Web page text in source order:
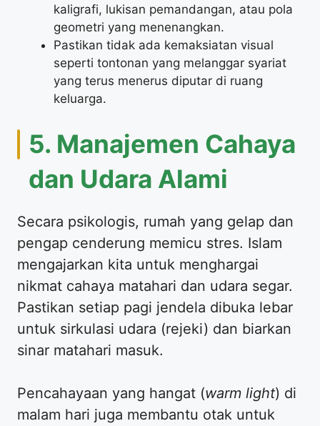
kaligrafi, lukisan pemandangan, atau pola
geometri yang menenangkan.
Pastikan tidak ada kemaksiatan visual
seperti tontonan yang melanggar syariat
yang terus menerus diputar di ruang
keluarga.
5. Manajemen Cahaya
dan Udara Alami
Secara psikologis, rumah yang gelap dan
pengap cenderung memicu stres. Islam
mengajarkan kita untuk menghargai
nikmat cahaya matahari dan udara segar.
Pastikan setiap pagi jendela dibuka lebar
untuk sirkulasi udara (rejeki) dan biarkan
sinar matahari masuk.
Pencahayaan yang hangat (warm light) di
malam hari juga membantu otak untuk